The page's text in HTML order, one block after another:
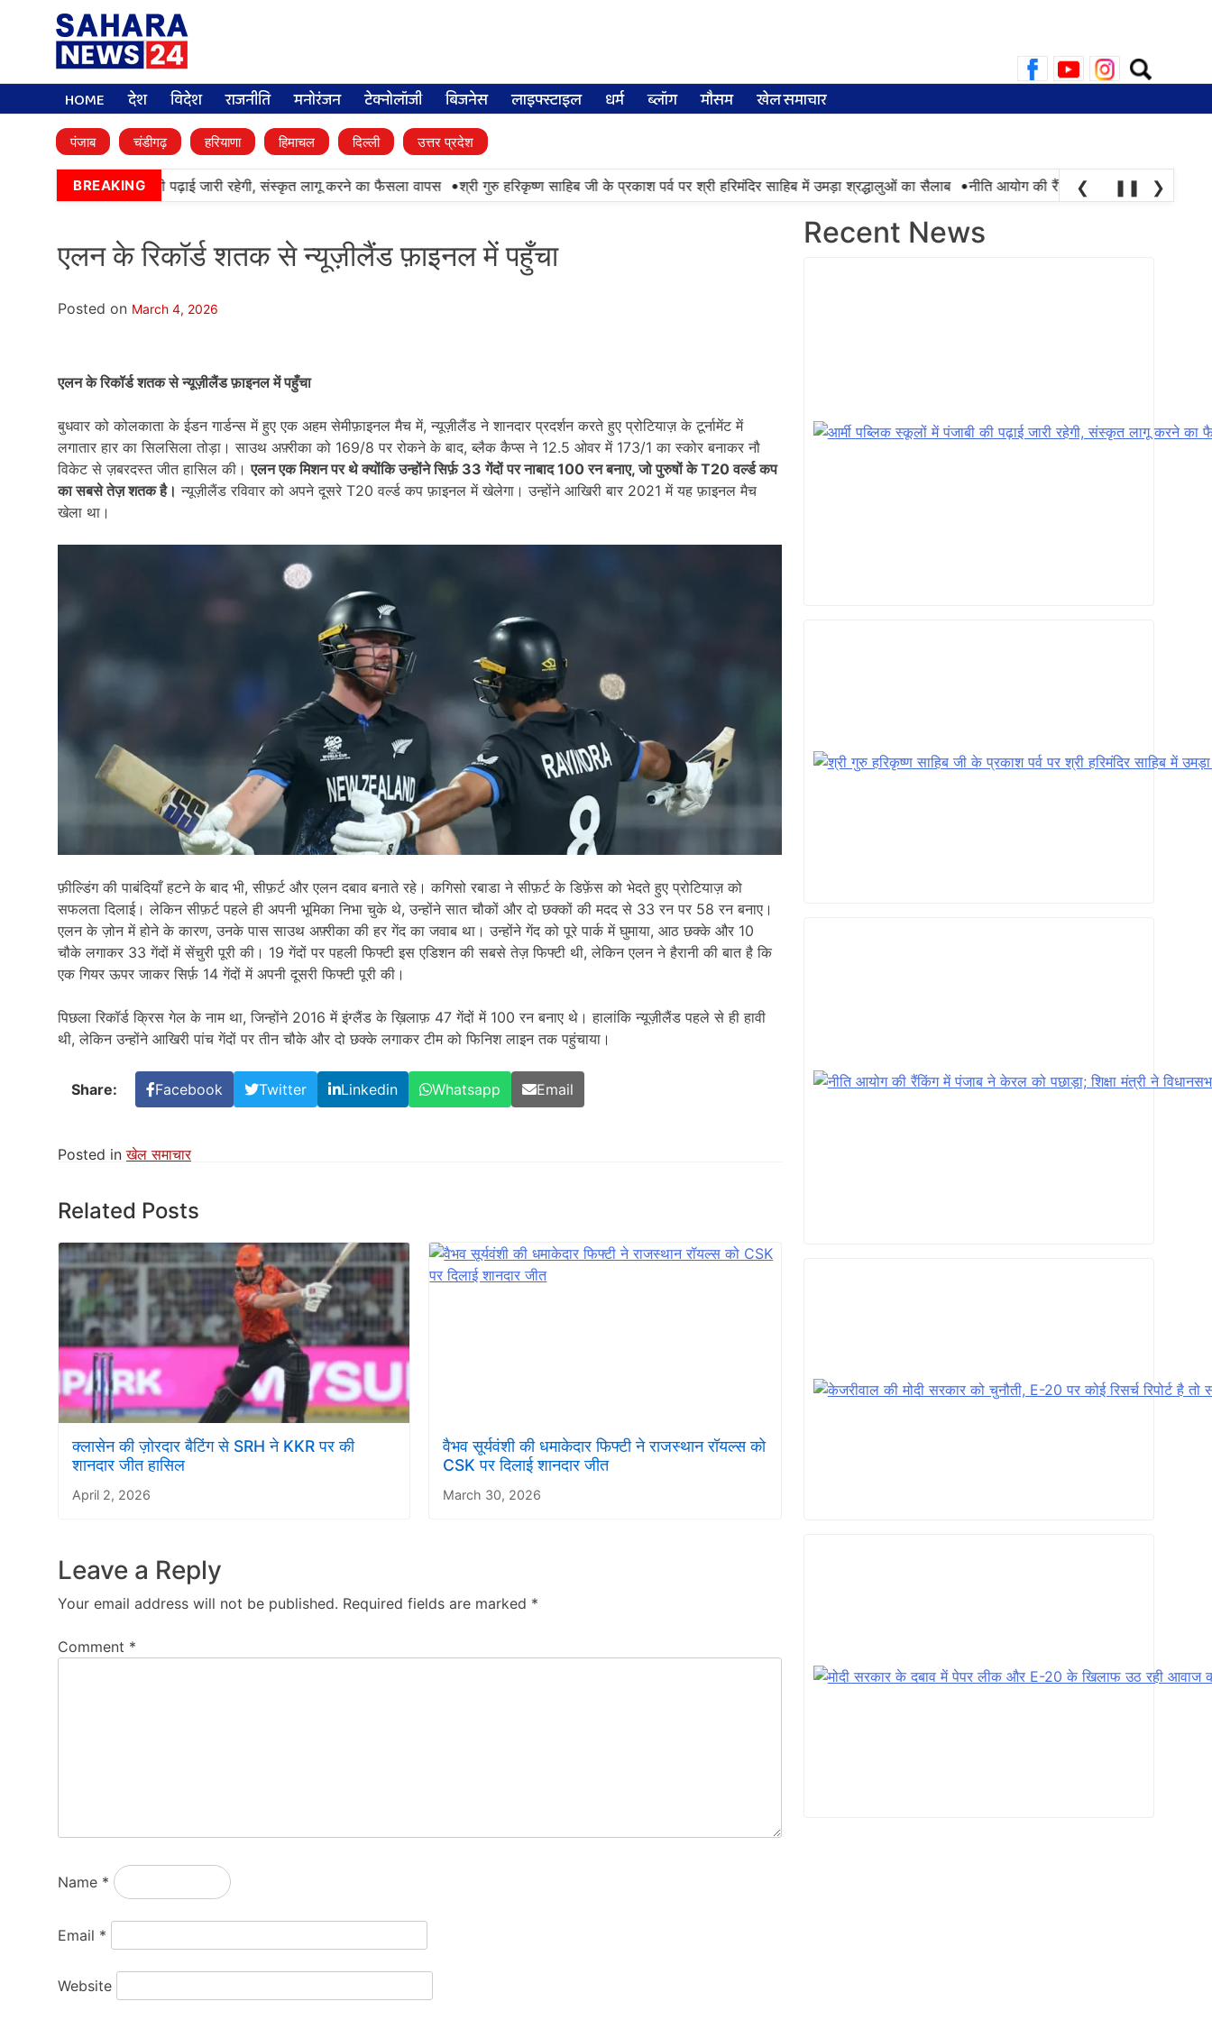
Search
for:
HOME देश विदेश राजनीति मनोरंजन टेक्नोलॉजी बिजनेस लाइफ्स्टाइल धर्म ब्लॉग मौसम खेल समाचार
पंजाब चंडीगढ़ हरियाणा हिमाचल दिल्ली उत्तर प्रदेश
BREAKING
पब्लिक स्कूलों में पंजाबी की पढ़ाई जारी रहेगी, संस्कृत लागू करने का फैसला वापस •श्री गुरु हरिकृष्ण साहिब जी के प्रकाश पर्व पर श्री हरिमंदिर साहिब में उमड़ा श्रद्धालुओं का सैलाब •नीति आयोग की रैंकिंग में पंजाब ने केरल को पछाड़ा;
❮ ❚❚ ❯
एलन के रिकॉर्ड शतक से न्यूज़ीलैंड फ़ाइनल में पहुँचा
Posted on March 4, 2026
एलन के रिकॉर्ड शतक से न्यूज़ीलैंड फ़ाइनल में पहुँचा
बुधवार को कोलकाता के ईडन गार्डन्स में हुए एक अहम सेमीफ़ाइनल मैच में, न्यूज़ीलैंड ने शानदार प्रदर्शन करते हुए प्रोटियाज़ के टूर्नामेंट में
लगातार हार का सिलसिला तोड़ा। साउथ अफ़्रीका को 169/8 पर रोकने के बाद, ब्लैक कैप्स ने 12.5 ओवर में 173/1 का स्कोर बनाकर नौ
विकेट से ज़बरदस्त जीत हासिल की।एलन एक मिशन पर थे क्योंकि उन्होंने सिर्फ़ 33 गेंदों पर नाबाद 100 रन बनाए, जो पुरुषों के T20 वर्ल्ड कप
का सबसे तेज़ शतक है। न्यूज़ीलैंड रविवार को अपने दूसरे T20 वर्ल्ड कप फ़ाइनल में खेलेगा। उन्होंने आखिरी बार 2021 में यह फ़ाइनल मैच
खेला था।
फ़ील्डिंग की पाबंदियाँ हटने के बाद भी, सीफ़र्ट और एलन दबाव बनाते रहे। कगिसो रबाडा ने सीफ़र्ट के डिफ़ेंस को भेदते हुए प्रोटियाज़ को
सफलता दिलाई। लेकिन सीफ़र्ट पहले ही अपनी भूमिका निभा चुके थे, उन्होंने सात चौकों और दो छक्कों की मदद से 33 रन पर 58 रन बनाए।
एलन के ज़ोन में होने के कारण, उनके पास साउथ अफ़्रीका की हर गेंद का जवाब था। उन्होंने गेंद को पूरे पार्क में घुमाया, आठ छक्के और 10
चौके लगाकर 33 गेंदों में सेंचुरी पूरी की। 19 गेंदों पर पहली फिफ्टी इस एडिशन की सबसे तेज़ फिफ्टी थी, लेकिन एलन ने हैरानी की बात है कि
एक गियर ऊपर जाकर सिर्फ़ 14 गेंदों में अपनी दूसरी फिफ्टी पूरी की।
पिछला रिकॉर्ड क्रिस गेल के नाम था, जिन्होंने 2016 में इंग्लैंड के ख़िलाफ़ 47 गेंदों में 100 रन बनाए थे। हालांकि न्यूज़ीलैंड पहले से ही हावी
थी, लेकिन उन्होंने आखिरी पांच गेंदों पर तीन चौके और दो छक्के लगाकर टीम को फिनिश लाइन तक पहुंचाया।
Share: Facebook Twitter Linkedin Whatsapp Email
Posted inखेल समाचार
Related Posts
क्लासेन की ज़ोरदार बैटिंग से SRH ने KKR पर की
शानदार जीत हासिल
April 2, 2026
वैभव सूर्यवंशी की धमाकेदार फिफ्टी ने राजस्थान रॉयल्स को
CSK पर दिलाई शानदार जीत
March 30, 2026
Leave a Reply
Your email address will not be published. Required fields are marked *
Comment *
Name *
Email *
Website
Recent News